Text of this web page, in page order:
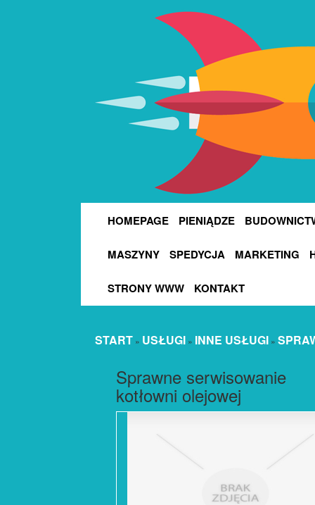
HOMEPAGE PIENIĄDZE
MASZYNY SPEDYCJA MARKETING
STRONY WWW KONTAKT
START » USŁUGI » INNE USŁUGI »
Sprawne serwisowanie
kotłowni olejowej